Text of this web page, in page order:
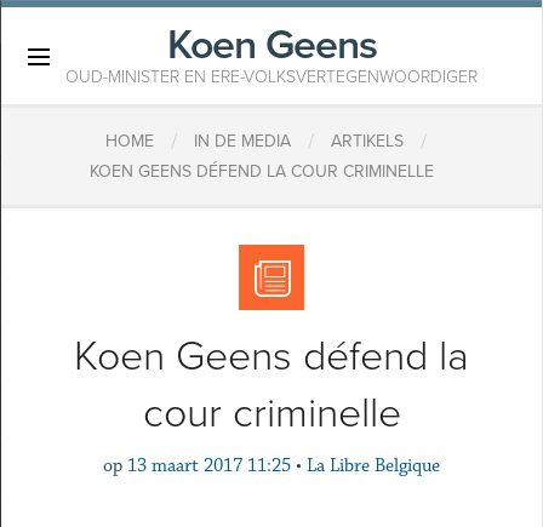
Koen Geens
OUD-MINISTER EN ERE-VOLKSVERTEGENWOORDIGER
HOME / IN DE MEDIA / ARTIKELS /
KOEN GEENS DÉFEND LA COUR CRIMINELLE
Koen Geens défend la
cour criminelle
op 13 maart 2017 11:25 • La Libre Belgique